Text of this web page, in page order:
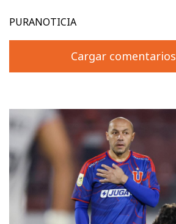
PURANOTICIA
Cargar comentarios